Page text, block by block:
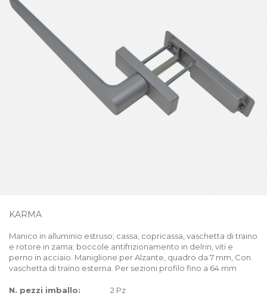
KARMA
Manico in alluminio estruso; cassa, copricassa, vaschetta di traino
e rotore in zama; boccole antifrizionamento in delrin, viti e
perno in acciaio. Maniglione per Alzante, quadro da 7 mm, Con
vaschetta di traino esterna. Per sezioni profilo fino a 64 mm
N. pezzi imballo: 2 Pz